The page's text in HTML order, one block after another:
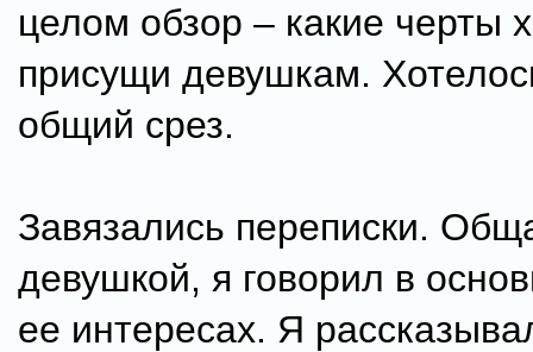
целом обзор – какие черты
присущи девушкам.
общий срез.
Завязались переписки.
девушкой, я говорил в
ее интересах. Я